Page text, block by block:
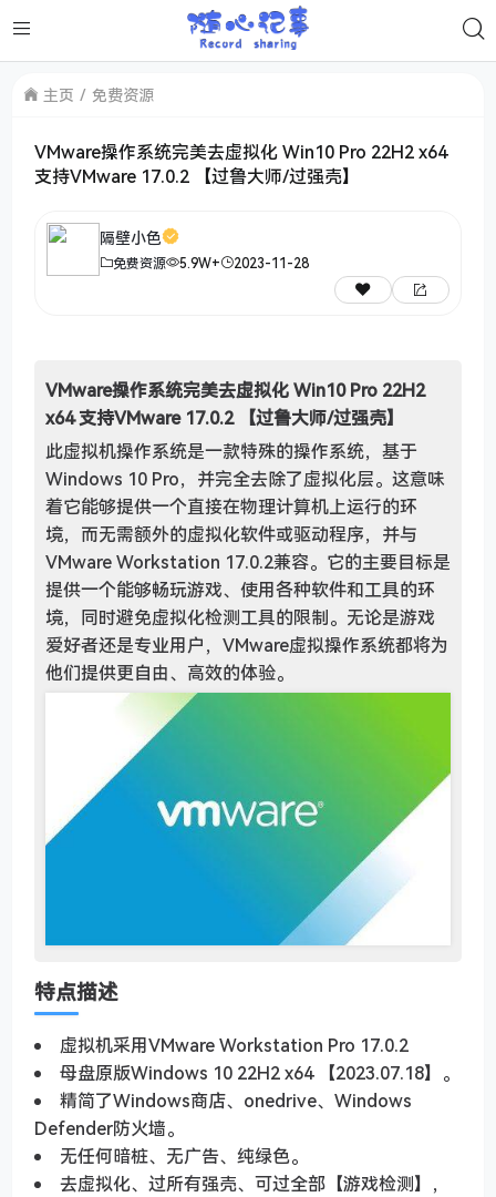
主页 免费资源
VMware操作系统完美去虚拟化 Win10 Pro 22H2 x64
支持VMware 17.0.2 【过鲁大师/过强壳】
隔壁小色
免费资源 5.9W+ 2023-11-28
VMware操作系统完美去虚拟化 Win10 Pro 22H2
x64 支持VMware 17.0.2 【过鲁大师/过强壳】
此虚拟机操作系统是一款特殊的操作系统，基于
Windows 10 Pro，并完全去除了虚拟化层。这意味
着它能够提供一个直接在物理计算机上运行的环
境，而无需额外的虚拟化软件或驱动程序，并与
VMware Workstation 17.0.2兼容。它的主要目标是
提供一个能够畅玩游戏、使用各种软件和工具的环
境，同时避免虚拟化检测工具的限制。无论是游戏
爱好者还是专业用户，VMware虚拟操作系统都将为
他们提供更自由、高效的体验。
特点描述
虚拟机采用VMware Workstation Pro 17.0.2
母盘原版Windows 10 22H2 x64 【2023.07.18】。
精简了Windows商店、onedrive、Windows
Defender防火墙。
无任何暗桩、无广告、纯绿色。
去虚拟化、过所有强壳、可过全部【游戏检测】，